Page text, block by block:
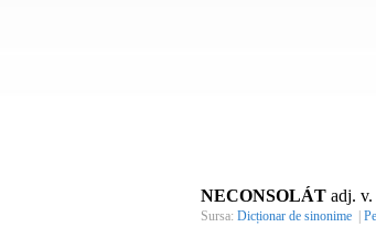
NECONSOLÁT adj. v.
Sursa: Dicționar de sinonime |